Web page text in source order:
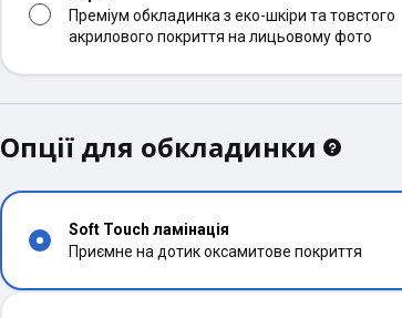
Преміум обкладинка з еко-шкіри та товстого
акрилового покриття на лицьовому фото
Опції для обкладинки
Soft Touch ламінація
Приємне на дотик оксамитове покриття